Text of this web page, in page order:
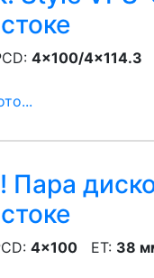
4x100/4x114.3
Пара
4x100 ET: 38